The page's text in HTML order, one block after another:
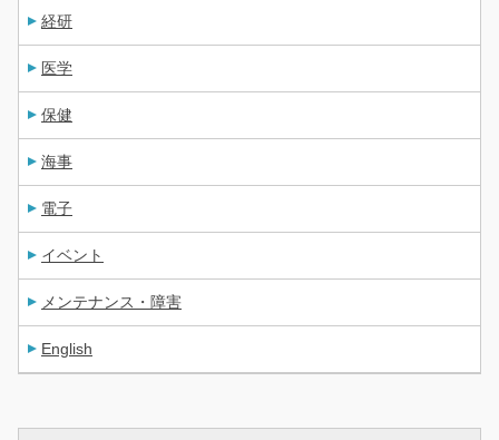
経研
医学
保健
海事
電子
イベント
メンテナンス・障害
English